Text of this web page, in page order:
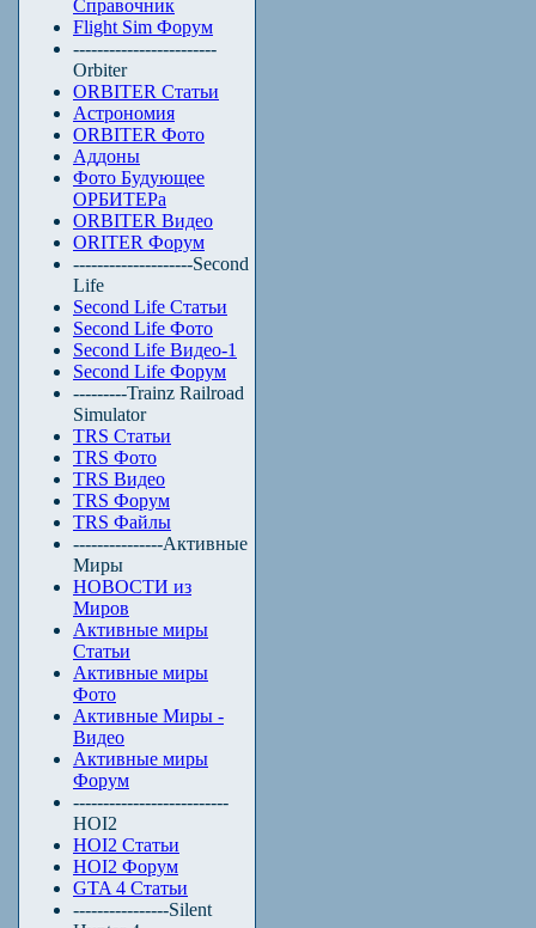
Справочник
Flight Sim Форум
------------------------
Orbiter
ORBITER Статьи
Астрономия
ORBITER Фото
Аддоны
Фото Будующее
ОРБИТЕРа
ORBITER Видео
ORITER Форум
--------------------Second
Life
Second Life Статьи
Second Life Фото
Second Life Видео-1
Second Life Форум
---------Trainz Railroad
Simulator
TRS Статьи
TRS Фото
TRS Видео
TRS Форум
TRS Файлы
---------------Активные
Миры
НОВОСТИ из
Миров
Активные миры
Статьи
Активные миры
Фото
Активные Миры -
Видео
Активные миры
Форум
--------------------------
HOI2
HOI2 Статьи
HOI2 Форум
GTA 4 Статьи
----------------Silent